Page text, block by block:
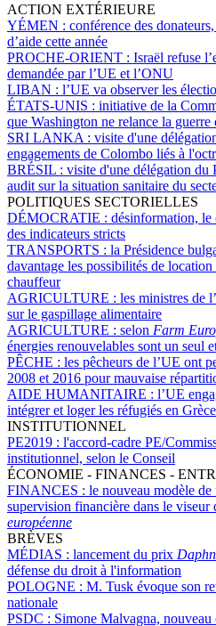
ACTION EXTÉRIEURE
YÉMEN : conférence des
d’aide cette année
PROCHE-ORIENT : Israël refuse
demandée par l’UE et l’ONU
LIBAN : l’UE va observer les
ÉTATS-UNIS : initiative de la
que Washington ne relance la
SRI LANKA : visite d'une
engagements de Colombo liés à
BRÉSIL : visite d'une délégation du
audit sur la situation sanitaire du
POLITIQUES SECTORIELLES
DÉMOCRATIE : désinformation,
des indicateurs stricts
TRANSPORTS : la Présidence
davantage les possibilités de
chauffeur
AGRICULTURE : les ministres de
sur le gaspillage alimentaire
AGRICULTURE : selon Farm
énergies renouvelables sont un seul
PÊCHE : les pêcheurs de l’UE ont
2008 et 2016 pour mauvaise
AIDE HUMANITAIRE : l’UE
intégrer et loger les réfugiés en Grèce
INSTITUTIONNEL
PE2019 : l'accord-cadre PE/
institutionnel, selon le Conseil
ÉCONOMIE - FINANCES -
FINANCES : le nouveau modèle de
supervision financière dans le viseur
européenne
BRÈVES
MÉDIAS : lancement du prix
défense du droit à l'information
POLOGNE : M. Tusk évoque son
nationale
PSDC : Simone Malvagna, nouveau